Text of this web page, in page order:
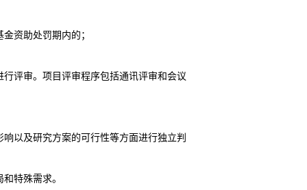
资助处罚期内的；
评审。项目评审程序包括通讯评审和会议
以及研究方案的可行性等方面进行独立判
特殊需求。